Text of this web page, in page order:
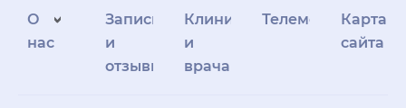
О
нас
Запись
и
отзывы
Клиникам
и
врачам
Телемедицина
Карта
сайта